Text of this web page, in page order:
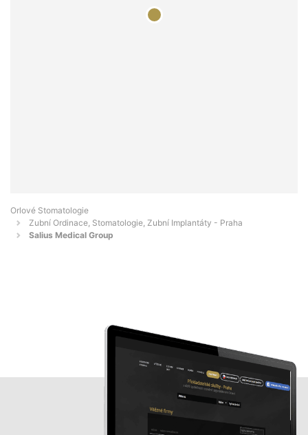
Orlové Stomatologie
Zubní Ordinace, Stomatologie, Zubní Implantáty - Praha
Salius Medical Group